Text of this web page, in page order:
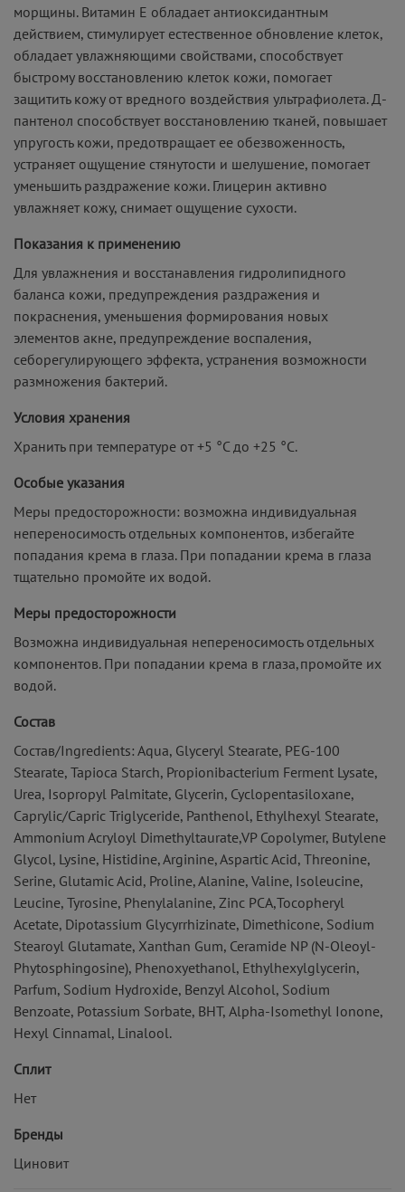
морщины. Витамин Е обладает антиоксидантным
действием, стимулирует естественное обновление клеток,
обладает увлажняющими свойствами, способствует
быстрому восстановлению клеток кожи, помогает
защитить кожу от вредного воздействия ультрафиолета. Д-
пантенол способствует восстановлению тканей, повышает
упругость кожи, предотвращает ее обезвоженность,
устраняет ощущение стянутости и шелушение, помогает
уменьшить раздражение кожи. Глицерин активно
увлажняет кожу, снимает ощущение сухости.
Показания к применению
Для увлажнения и восстанавления гидролипидного
баланса кожи, предупреждения раздражения и
покраснения, уменьшения формирования новых
элементов акне, предупреждение воспаления,
себорегулирующего эффекта, устранения возможности
размножения бактерий.
Условия хранения
Хранить при температуре от +5 °С до +25 °С.
Особые указания
Меры предосторожности: возможна индивидуальная
непереносимость отдельных компонентов, избегайте
попадания крема в глаза. При попадании крема в глаза
тщательно промойте их водой.
Меры предосторожности
Возможна индивидуальная непереносимость отдельных
компонентов. При попадании крема в глаза,промойте их
водой.
Состав
Состав/Ingredients: Aqua, Glyceryl Stearate, PEG-100
Stearate, Tapioca Starch, Propionibacterium Ferment Lysate,
Urea, Isopropyl Palmitate, Glycerin, Cyclopentasiloxane,
Caprylic/Capric Triglyceride, Panthenol, Ethylhexyl Stearate,
Ammonium Acryloyl Dimethyltaurate,VP Copolymer, Butylene
Glycol, Lysine, Histidine, Arginine, Aspartic Acid, Threonine,
Serine, Glutamic Acid, Proline, Alanine, Valinе, Isoleucine,
Leucine, Tyrosine, Phenylalanine, Zinc PCA,Tocopheryl
Acetate, Dipotassium Glycyrrhizinate, Dimethicone, Sodium
Stearoyl Glutamate, Xanthan Gum, Ceramide NP (N-Oleoyl-
Phytosphingosine), Phenoxyethanol, Ethylhexylglycerin,
Parfum, Sodium Hydroxide, Benzyl Alcohol, Sodium
Benzoate, Potassium Sorbate, ВНТ, Alpha-Isomethyl Ionone,
Hexyl Cinnamal, Linalool.
Сплит
Нет
Бренды
Циновит